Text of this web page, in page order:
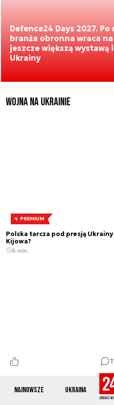
Najnowsze Ukraina
Defence24 Days 2027.
branża obronna wraca na
jeszcze większą wystawą
Ukrainy
Wojna na Ukrainie
PREMIUM
Polska tarcza pod presją
Kijowa?
6 min.
Kolejny atak. Płonie centrum
Jekaterynburgu